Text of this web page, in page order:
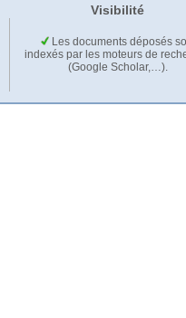
Visibilité
Les documents déposés
indexés par les moteurs de
(Google Scholar,…).